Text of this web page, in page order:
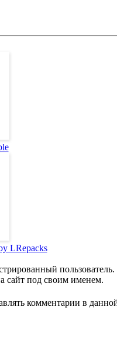
LRepacks
пользователь.
сайт под своим именем.
комментарии в